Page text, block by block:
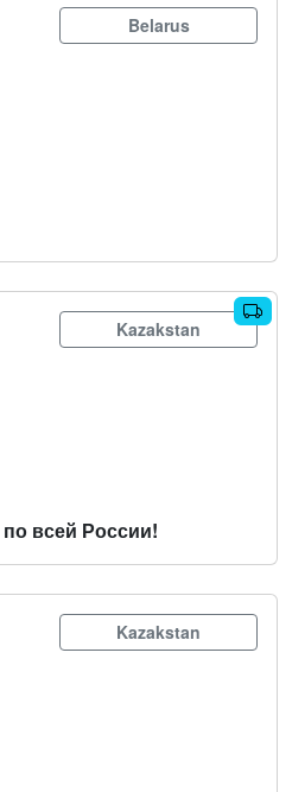
Belarus
Kazakstan
всей России!
Kazakstan